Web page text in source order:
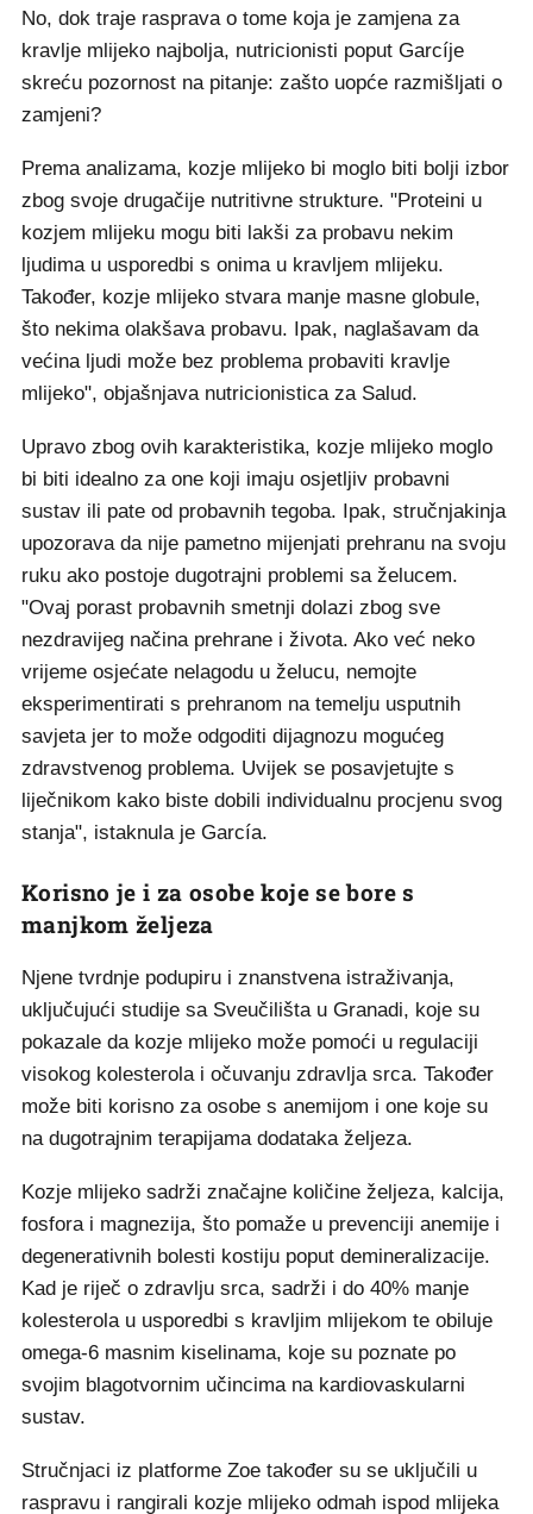
No, dok traje rasprava o tome koja je zamjena za
kravlje mlijeko najbolja, nutricionisti poput Garcíje
skreću pozornost na pitanje: zašto uopće razmišljati o
zamjeni?
Prema analizama, kozje mlijeko bi moglo biti bolji izbor
zbog svoje drugačije nutritivne strukture. "Proteini u
kozjem mlijeku mogu biti lakši za probavu nekim
ljudima u usporedbi s onima u kravljem mlijeku.
Također, kozje mlijeko stvara manje masne globule,
što nekima olakšava probavu. Ipak, naglašavam da
većina ljudi može bez problema probaviti kravlje
mlijeko", objašnjava nutricionistica za Salud.
Upravo zbog ovih karakteristika, kozje mlijeko moglo
bi biti idealno za one koji imaju osjetljiv probavni
sustav ili pate od probavnih tegoba. Ipak, stručnjakinja
upozorava da nije pametno mijenjati prehranu na svoju
ruku ako postoje dugotrajni problemi sa želucem.
"Ovaj porast probavnih smetnji dolazi zbog sve
nezdravijeg načina prehrane i života. Ako već neko
vrijeme osjećate nelagodu u želucu, nemojte
eksperimentirati s prehranom na temelju usputnih
savjeta jer to može odgoditi dijagnozu mogućeg
zdravstvenog problema. Uvijek se posavjetujte s
liječnikom kako biste dobili individualnu procjenu svog
stanja", istaknula je García.
Korisno je i za osobe koje se bore s
manjkom željeza
Njene tvrdnje podupiru i znanstvena istraživanja,
uključujući studije sa Sveučilišta u Granadi, koje su
pokazale da kozje mlijeko može pomoći u regulaciji
visokog kolesterola i očuvanju zdravlja srca. Također
može biti korisno za osobe s anemijom i one koje su
na dugotrajnim terapijama dodataka željeza.
Kozje mlijeko sadrži značajne količine željeza, kalcija,
fosfora i magnezija, što pomaže u prevenciji anemije i
degenerativnih bolesti kostiju poput demineralizacije.
Kad je riječ o zdravlju srca, sadrži i do 40% manje
kolesterola u usporedbi s kravljim mlijekom te obiluje
omega-6 masnim kiselinama, koje su poznate po
svojim blagotvornim učincima na kardiovaskularni
sustav.
Stručnjaci iz platforme Zoe također su se uključili u
raspravu i rangirali kozje mlijeko odmah ispod mlijeka